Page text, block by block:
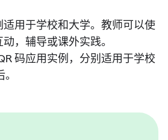
适用于学校和大学。教师可以使
，辅导或课外实践。
码应用实例，分别适用于学校